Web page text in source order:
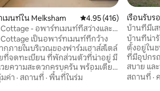
มนท์ใน Melksham คะแนนเฉลี่ย 4.95 จาก 5,
4.95 (416)
Cottage - อพาร์ทเมนท์ที่สว่างและ
Cottage เป็นอพาร์ทเมนท์ที่กว้าง
กภายในบริเวณของฟาร์มเฮาส์สไตล์
ที่จดทะเบียน ที่พักส่วนตัวที่น่าอยู่ มี
ยความสะดวกครบครัน พร้อมเตียง
ณภาพสูงสุดและที่จอดรถที่
ย ทำเลชนบทที่น่ารักสวนที่น่าทึ่ง
ค่า · สถานที่ · พื้นที่ในร่ม
เรือนรับร
บ้านที่มีเ
บ้านที่น่า
ตั้งอยู่ใน
ที่มีอุปกร
สบาย แล
เหมาะกับ
ยาว) ใน
สถานที่ ·